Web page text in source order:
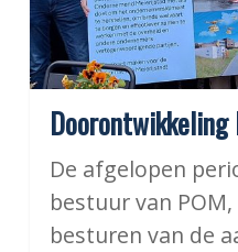
Doorontwikkeling
De afgelopen
bestuur van
besturen van de